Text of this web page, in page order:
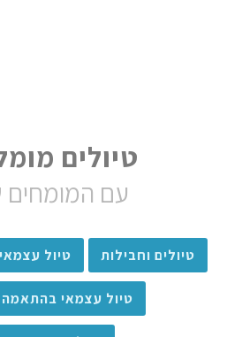
טיולים
עם המומחים
טיולים וחבילות טיול
טיול עצמאי